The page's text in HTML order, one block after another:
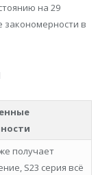
на 29
закономерности в
получает
S23 серия всё